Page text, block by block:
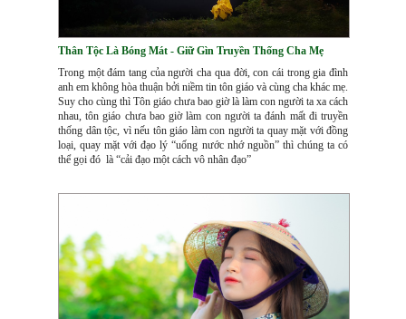
Thân Tộc Là Bóng Mát - Giữ Gìn Truyền Thống Cha Mẹ
Trong một đám tang của người cha qua đời, con cái trong gia đình
anh em không hòa thuận bởi niềm tin tôn giáo và cùng cha khác mẹ.
Suy cho cùng thì Tôn giáo chưa bao giờ là làm con người ta xa cách
nhau, tôn giáo chưa bao giờ làm con người ta đánh mất đi truyền
thống dân tộc, vì nếu tôn giáo làm con người ta quay mặt với đồng
loại, quay mặt với đạo lý “uống nước nhớ nguồn” thì chúng ta có
thể gọi đó là “cải đạo một cách vô nhân đạo”